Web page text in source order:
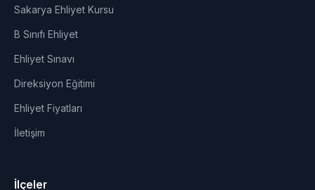
Sakarya Ehliyet Kursu
B Sınıfı Ehliyet
Ehliyet Sınavı
Direksiyon Eğitimi
Ehliyet Fiyatları
İletişim
İlçeler